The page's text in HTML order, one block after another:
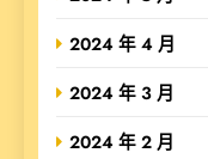
2024 年 4 月
2024 年 3 月
2024 年 2 月